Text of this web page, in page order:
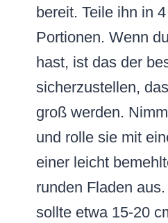
bereit. Teile ihn in
Portionen. Wenn
hast, ist das der
sicherzustellen,
groß werden.
und rolle sie mit
einer leicht
runden Fladen
sollte etwa 15-20